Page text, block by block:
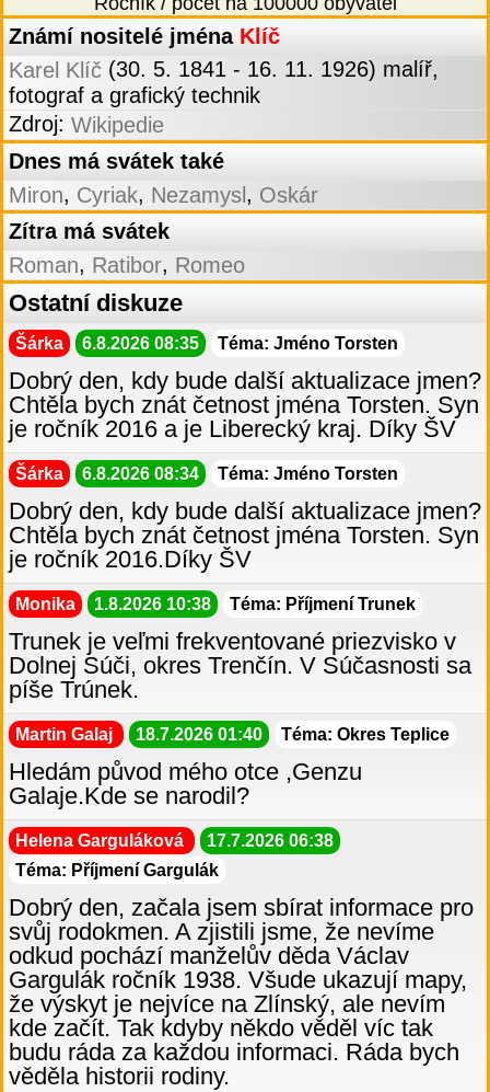
Známí nositelé jména Klíč
Karel Klíč (30. 5. 1841 - 16. 11. 1926) malíř,
fotograf a grafický technik
Zdroj: Wikipedie
Dnes má svátek také
Miron, Cyriak, Nezamysl , Oskár
Zítra má svátek
Roman, Ratibor, Romeo
Ostatní diskuze
Šárka 6.8.2026 08:35 Téma: Jméno Torsten
Dobrý den, kdy bude další aktualizace jmen?
Chtěla bych znát četnost jména Torsten. Syn
je ročník 2016 a je Liberecký kraj. Díky ŠV
Šárka 6.8.2026 08:34 Téma: Jméno Torsten
Dobrý den, kdy bude další aktualizace jmen?
Chtěla bych znát četnost jména Torsten. Syn
je ročník 2016.Díky ŠV
Monika 1.8.2026 10:38 Téma: Příjmení Trunek
Trunek je veľmi frekventované priezvisko v
Dolnej Súči, okres Trenčín. V Súčasnosti sa
píše Trúnek.
Martin Galaj 18.7.2026 01:40 Téma: Okres Teplice
Hledám původ mého otce ,Genzu
Galaje.Kde se narodil?
Helena Garguláková
17.7.2026 06:38
Téma: Příjmení Gargulák
Dobrý den, začala jsem sbírat informace pro
svůj rodokmen. A zjistili jsme, že nevíme
odkud pochází manželův děda Václav
Gargulák ročník 1938. Všude ukazují mapy,
že výskyt je nejvíce na Zlínský, ale nevím
kde začít. Tak kdyby někdo věděl víc tak
budu ráda za každou informaci. Ráda bych
věděla historii rodiny.